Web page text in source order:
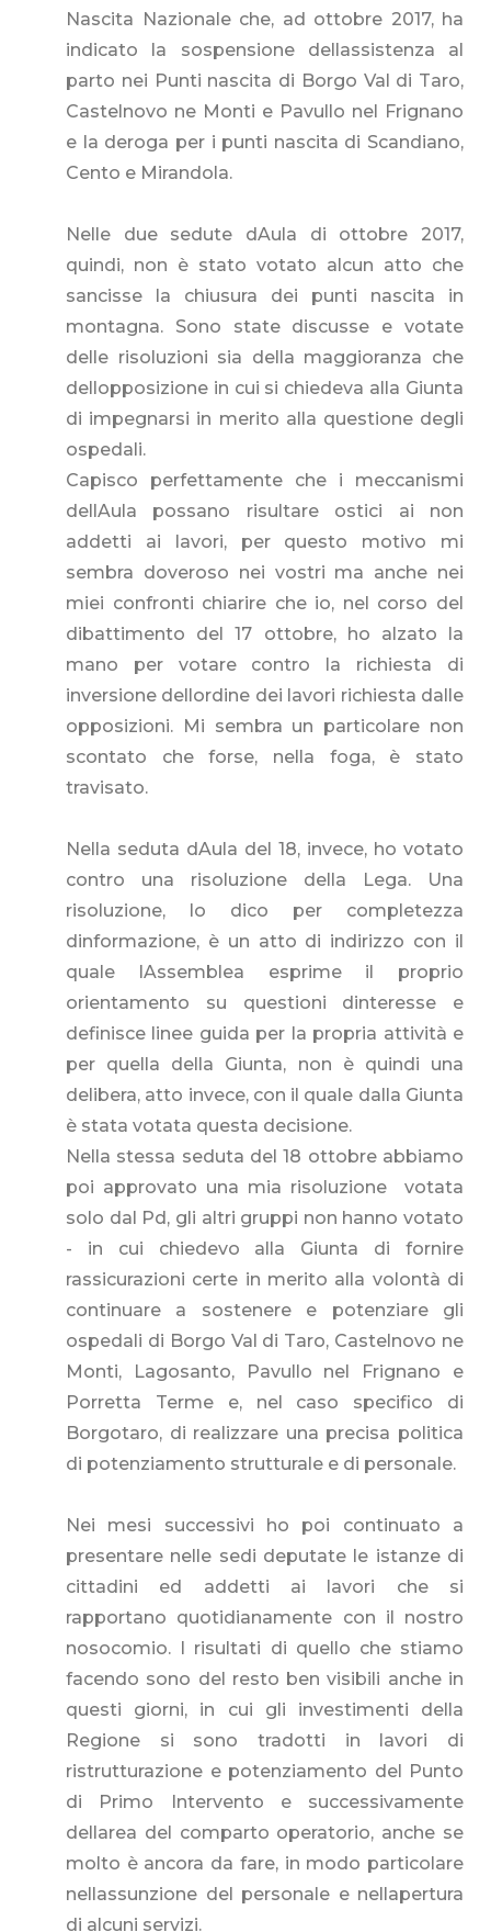
Nascita Nazionale che, ad ottobre 2017, ha
indicato la sospensione dellassistenza al
parto nei Punti nascita di Borgo Val di Taro,
Castelnovo ne Monti e Pavullo nel Frignano
e la deroga per i punti nascita di Scandiano,
Cento e Mirandola.
Nelle due sedute dAula di ottobre 2017,
quindi, non è stato votato alcun atto che
sancisse la chiusura dei punti nascita in
montagna. Sono state discusse e votate
delle risoluzioni sia della maggioranza che
dellopposizione in cui si chiedeva alla Giunta
di impegnarsi in merito alla questione degli
ospedali.
Capisco perfettamente che i meccanismi
dellAula possano risultare ostici ai non
addetti ai lavori, per questo motivo mi
sembra doveroso nei vostri ma anche nei
miei confronti chiarire che io, nel corso del
dibattimento del 17 ottobre, ho alzato la
mano per votare contro la richiesta di
inversione dellordine dei lavori richiesta dalle
opposizioni. Mi sembra un particolare non
scontato che forse, nella foga, è stato
travisato.
Nella seduta dAula del 18, invece, ho votato
contro una risoluzione della Lega. Una
risoluzione, lo dico per completezza
dinformazione, è un atto di indirizzo con il
quale lAssemblea esprime il proprio
orientamento su questioni dinteresse e
definisce linee guida per la propria attività e
per quella della Giunta, non è quindi una
delibera, atto invece, con il quale dalla Giunta
è stata votata questa decisione.
Nella stessa seduta del 18 ottobre abbiamo
poi approvato una mia risoluzione  votata
solo dal Pd, gli altri gruppi non hanno votato
- in cui chiedevo alla Giunta di fornire
rassicurazioni certe in merito alla volontà di
continuare a sostenere e potenziare gli
ospedali di Borgo Val di Taro, Castelnovo ne
Monti, Lagosanto, Pavullo nel Frignano e
Porretta Terme e, nel caso specifico di
Borgotaro, di realizzare una precisa politica
di potenziamento strutturale e di personale.
Nei mesi successivi ho poi continuato a
presentare nelle sedi deputate le istanze di
cittadini ed addetti ai lavori che si
rapportano quotidianamente con il nostro
nosocomio. I risultati di quello che stiamo
facendo sono del resto ben visibili anche in
questi giorni, in cui gli investimenti della
Regione si sono tradotti in lavori di
ristrutturazione e potenziamento del Punto
di Primo Intervento e successivamente
dellarea del comparto operatorio, anche se
molto è ancora da fare, in modo particolare
nellassunzione del personale e nellapertura
di alcuni servizi.